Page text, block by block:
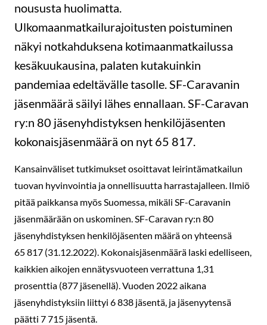
noususta huolimatta.
Ulkomaanmatkailurajoitusten poistuminen
näkyi notkahduksena kotimaanmatkailussa
kesäkuukausina, palaten kutakuinkin
pandemiaa edeltävälle tasolle. SF-Caravanin
jäsenmäärä säilyi lähes ennallaan. SF-Caravan
ry:n 80 jäsenyhdistyksen henkilöjäsenten
kokonaisjäsenmäärä on nyt 65 817.
Kansainväliset tutkimukset osoittavat leirintämatkailun
tuovan hyvinvointia ja onnellisuutta harrastajalleen. Ilmiö
pitää paikkansa myös Suomessa, mikäli SF-Caravanin
jäsenmäärään on uskominen. SF-Caravan ry:n 80
jäsenyhdistyksen henkilöjäsenten määrä on yhteensä
65 817 (31.12.2022). Kokonaisjäsenmäärä laski edelliseen,
kaikkien aikojen ennätysvuoteen verrattuna 1,31
prosenttia (877 jäsenellä). Vuoden 2022 aikana
jäsenyhdistyksiin liittyi 6 838 jäsentä, ja jäsenyytensä
päätti 7 715 jäsentä.